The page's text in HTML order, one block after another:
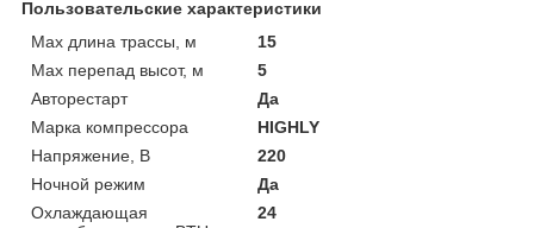
Пользовательские характеристики
Max длина трассы, м
15
Max перепад высот, м
5
Авторестарт
Да
Марка компрессора
HIGHLY
Напряжение, В
220
Ночной режим
Да
Охлаждающая
24